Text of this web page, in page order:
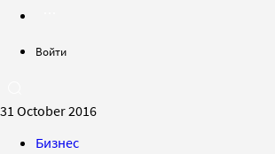
Войти
31 October 2016
Бизнес